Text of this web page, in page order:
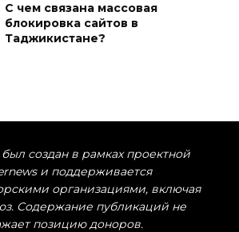
С чем связана массовая
блокировка сайтов в
Таджикистане?
создан в рамках проектной
и поддерживается
организациями, включая
Содержание публикаций не
позицию доноров.